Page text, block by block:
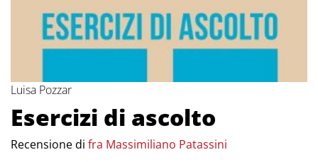
Luisa Pozzar
Esercizi di ascolto
Recensione di fra Massimiliano Patassini